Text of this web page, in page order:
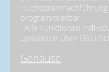
·
programmierbar
· Alle Funktionen
updatebar über DALI-
Gehäuse